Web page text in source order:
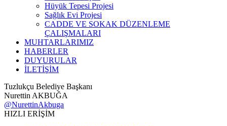
Hüyük Tepesi Projesi
Sağlık Evi Projesi
CADDE VE SOKAK DÜZENLEME
ÇALIŞMALARI
MUHTARLARIMIZ
HABERLER
DUYURULAR
İLETİŞİM
Tuzlukçu Belediye Başkanı
Nurettin AKBUĞA
@NurettinAkbuga
HIZLI ERİŞİM